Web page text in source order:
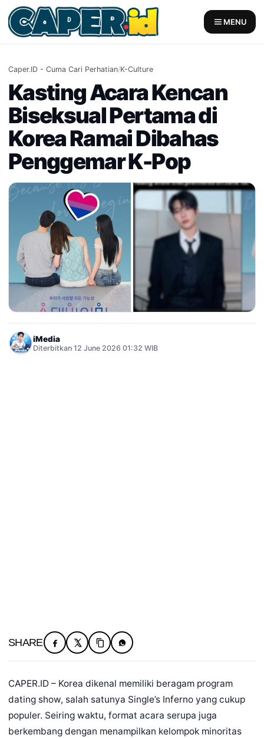
Skip
to
content
MENU
Caper.ID - Cuma Cari Perhatian/K-Culture
Kasting Acara Kencan
Biseksual Pertama di
Korea Ramai Dibahas
Penggemar K-Pop
iMedia
Diterbitkan 12 June 2026 01:32 WIB
SHARE
CAPER.ID – Korea dikenal memiliki beragam program
dating show, salah satunya Single’s Inferno yang cukup
populer. Seiring waktu, format acara serupa juga
berkembang dengan menampilkan kelompok minoritas